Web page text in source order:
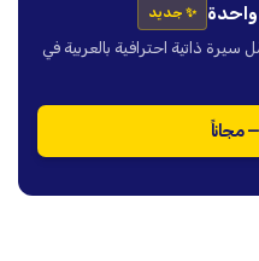
✨ جديد
ذاتية احترافية بالعربية في
مجاناً